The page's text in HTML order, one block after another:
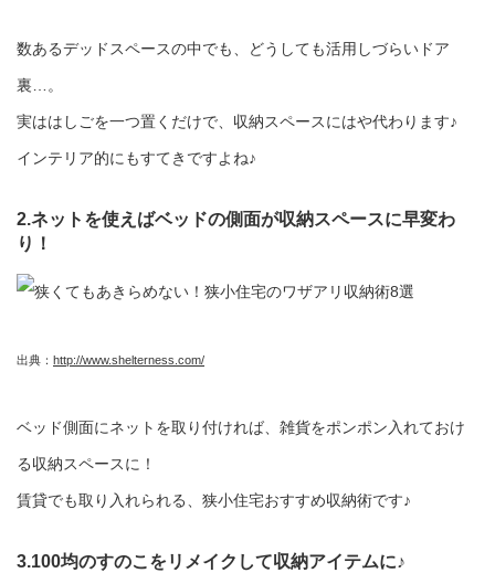
数あるデッドスペースの中でも、どうしても活用しづらいドア
裏…。
実ははしごを一つ置くだけで、収納スペースにはや代わります♪
インテリア的にもすてきですよね♪
2.ネットを使えばベッドの側面が収納スペースに早変わ
り！
出典： http://www.shelterness.com/
ベッド側面にネットを取り付ければ、雑貨をポンポン入れておけ
る収納スペースに！
賃貸でも取り入れられる、狭小住宅おすすめ収納術です♪
3.100均のすのこをリメイクして収納アイテムに♪